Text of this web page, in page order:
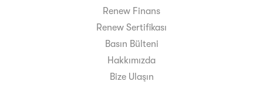
Renew Finans
Renew Sertifikası
Basın Bülteni
Hakkımızda
Bize Ulaşın